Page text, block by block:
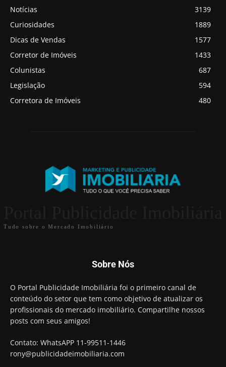
Notícias
3139
Curiosidades
1889
Dicas de Vendas
1577
Corretor de Imóveis
1433
Colunistas
687
Legislação
594
Corretora de Imóveis
480
Tudo sobre o Mercado Imobiliário
Sobre Nós
O Portal Publicidade Imobiliária foi o primeiro canal de
conteúdo do setor que tem como objetivo de atualizar os
profissionais do mercado imobiliário. Compartilhe nossos
posts com seus amigos!
Contato: WhatsAPP 11-99511-1446
rony@publicidadeimobiliaria.com